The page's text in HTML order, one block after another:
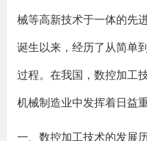
械等高新技术于一体的先
诞生以来，经历了从简单
过程。在我国，数控加工
机械制造业中发挥着日益
一、数控加工技术的发展